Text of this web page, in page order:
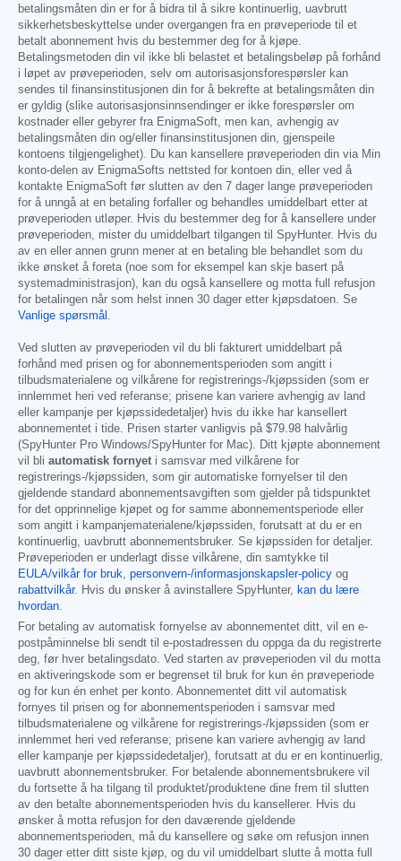
betalingsmåten din er for å bidra til å sikre kontinuerlig, uavbrutt
sikkerhetsbeskyttelse under overgangen fra en prøveperiode til et
betalt abonnement hvis du bestemmer deg for å kjøpe.
Betalingsmetoden din vil ikke bli belastet et betalingsbeløp på forhånd
i løpet av prøveperioden, selv om autorisasjonsforespørsler kan
sendes til finansinstitusjonen din for å bekrefte at betalingsmåten din
er gyldig (slike autorisasjonsinnsendinger er ikke forespørsler om
kostnader eller gebyrer fra EnigmaSoft, men kan, avhengig av
betalingsmåten din og/eller finansinstitusjonen din, gjenspeile
kontoens tilgjengelighet). Du kan kansellere prøveperioden din via Min
konto-delen av EnigmaSofts nettsted for kontoen din, eller ved å
kontakte EnigmaSoft før slutten av den 7 dager lange prøveperioden
for å unngå at en betaling forfaller og behandles umiddelbart etter at
prøveperioden utløper. Hvis du bestemmer deg for å kansellere under
prøveperioden, mister du umiddelbart tilgangen til SpyHunter. Hvis du
av en eller annen grunn mener at en betaling ble behandlet som du
ikke ønsket å foreta (noe som for eksempel kan skje basert på
systemadministrasjon), kan du også kansellere og motta full refusjon
for betalingen når som helst innen 30 dager etter kjøpsdatoen. Se
Vanlige spørsmål
Ved slutten av prøveperioden vil du bli fakturert umiddelbart på
forhånd med prisen og for abonnementsperioden som angitt i
tilbudsmaterialene og vilkårene for registrerings-/kjøpssiden (som er
innlemmet heri ved referanse; prisene kan variere avhengig av land
eller kampanje per kjøpssidedetaljer) hvis du ikke har kansellert
abonnementet i tide. Prisen starter vanligvis på $79.98 halvårlig
(SpyHunter Pro Windows/SpyHunter for Mac). Ditt kjøpte abonnement
vil bli automatisk fornyet i samsvar med vilkårene for
registrerings-/kjøpssiden, som gir automatiske fornyelser til den
gjeldende standard abonnementsavgiften som gjelder på tidspunktet
for det opprinnelige kjøpet og for samme abonnementsperiode eller
som angitt i kampanjematerialene/kjøpssiden, forutsatt at du er en
kontinuerlig, uavbrutt abonnementsbruker. Se kjøpssiden for detaljer.
Prøveperioden er underlagt disse vilkårene, din samtykke til
EULA/vilkår for bruk
personvern-/informasjonskapsler-policy og
rabattvilkår. Hvis du ønsker å avinstallere SpyHunter,
kan du lære
hvordan
For betaling av automatisk fornyelse av abonnementet ditt, vil en e-
postpåminnelse bli sendt til e-postadressen du oppga da du registrerte
deg, før hver betalingsdato. Ved starten av prøveperioden vil du motta
en aktiveringskode som er begrenset til bruk for kun én prøveperiode
og for kun én enhet per konto. Abonnementet ditt vil automatisk
fornyes til prisen og for abonnementsperioden i samsvar med
tilbudsmaterialene og vilkårene for registrerings-/kjøpssiden (som er
innlemmet heri ved referanse; prisene kan variere avhengig av land
eller kampanje per kjøpssidedetaljer), forutsatt at du er en kontinuerlig,
uavbrutt abonnementsbruker. For betalende abonnementsbrukere vil
du fortsette å ha tilgang til produktet/produktene dine frem til slutten
av den betalte abonnementsperioden hvis du kansellerer. Hvis du
ønsker å motta refusjon for den daværende gjeldende
abonnementsperioden, må du kansellere og søke om refusjon innen
30 dager etter ditt siste kjøp, og du vil umiddelbart slutte å motta full